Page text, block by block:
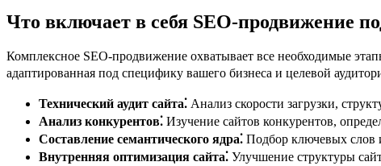
Что включает в себя SEO-продвижение
Комплексное SEO-продвижение охватывает все необходимые
адаптированная под специфику вашего бизнеса и целевой
Технический аудит сайта⁚ Анализ скорости загрузки,
Анализ конкурентов⁚ Изучение сайтов конкурентов,
Составление семантического ядра⁚ Подбор ключевых слов
Внутренняя оптимизация сайта⁚ Улучшение структуры